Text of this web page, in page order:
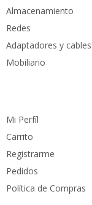
Almacenamiento
Redes
Adaptadores y cables
Mobiliario
Mi Perfíl
Carrito
Registrarme
Pedidos
Política de Compras